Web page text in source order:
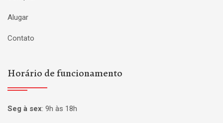
Alugar
Contato
Horário de funcionamento
Seg à sex: 9h às 18h